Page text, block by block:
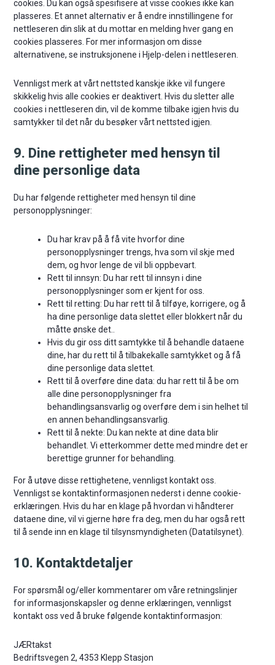
cookies. Du kan også spesifisere at visse cookies ikke kan
plasseres. Et annet alternativ er å endre innstillingene for
nettleseren din slik at du mottar en melding hver gang en
cookies plasseres. For mer informasjon om disse
alternativene, se instruksjonene i Hjelp-delen i nettleseren.
Vennligst merk at vårt nettsted kanskje ikke vil fungere
skikkelig hvis alle cookies er deaktivert. Hvis du sletter alle
cookies i nettleseren din, vil de komme tilbake igjen hvis du
samtykker til det når du besøker vårt nettsted igjen.
9. Dine rettigheter med hensyn til
dine personlige data
Du har følgende rettigheter med hensyn til dine
personopplysninger:
Du har krav på å få vite hvorfor dine
personopplysninger trengs, hva som vil skje med
dem, og hvor lenge de vil bli oppbevart.
Rett til innsyn: Du har rett til innsyn i dine
personopplysninger som er kjent for oss.
Rett til retting: Du har rett til å tilføye, korrigere, og å
ha dine personlige data slettet eller blokkert når du
måtte ønske det..
Hvis du gir oss ditt samtykke til å behandle dataene
dine, har du rett til å tilbakekalle samtykket og å få
dine personlige data slettet.
Rett til å overføre dine data: du har rett til å be om
alle dine personopplysninger fra
behandlingsansvarlig og overføre dem i sin helhet til
en annen behandlingsansvarlig.
Rett til å nekte: Du kan nekte at dine data blir
behandlet. Vi etterkommer dette med mindre det er
berettige grunner for behandling.
For å utøve disse rettighetene, vennligst kontakt oss.
Vennligst se kontaktinformasjonen nederst i denne cookie-
erklæringen. Hvis du har en klage på hvordan vi håndterer
dataene dine, vil vi gjerne høre fra deg, men du har også rett
til å sende inn en klage til tilsynsmyndigheten (Datatilsynet).
10. Kontaktdetaljer
For spørsmål og/eller kommentarer om våre retningslinjer
for informasjonskapsler og denne erklæringen, vennligst
kontakt oss ved å bruke følgende kontaktinformasjon:
JÆRtakst
Bedriftsvegen 2, 4353 Klepp Stasjon